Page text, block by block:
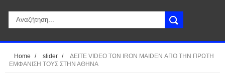
Home / slider /
ΔΕΙΤΕ VIDEO ΤΩΝ IRON MAIDEN ΑΠΟ ΤΗΝ ΠΡΩΤΗ
ΕΜΦΑΝΙΣΗ ΤΟΥΣ ΣΤΗΝ ΑΘΗΝΑ